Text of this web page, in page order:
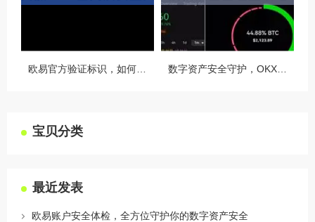
宝贝分类
最近发表
欧易账户安全体检，全方位守护你的数字资产安全